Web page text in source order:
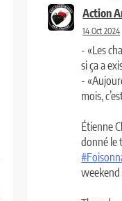
Action
14 Oct 2024
- «Les
si ça a
-
mois,
Étienne
donné le
weekend